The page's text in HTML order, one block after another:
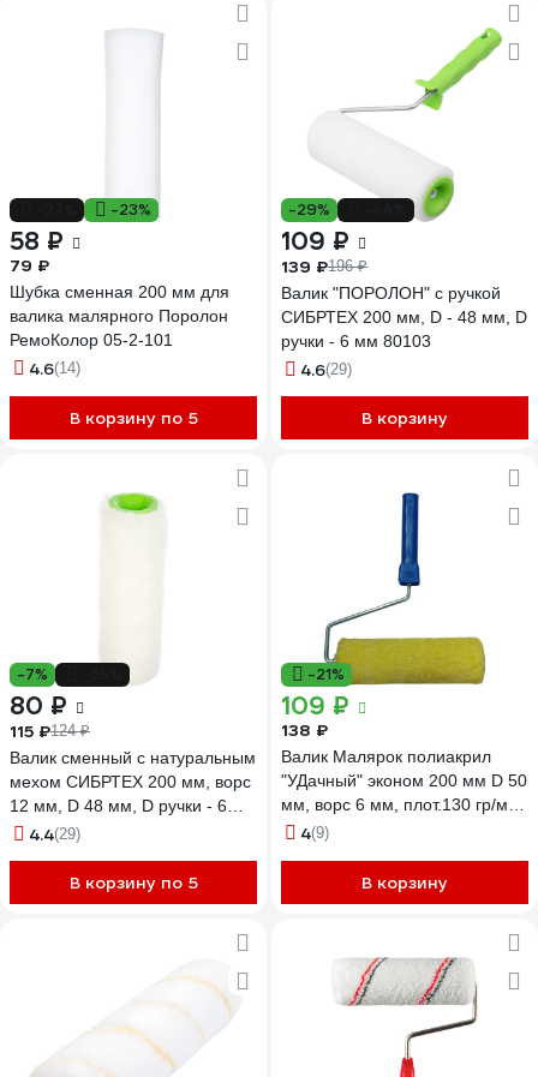
-23%
58 ₽
79 ₽
Шубка сменная 200 мм для
валика малярного Поролон
РемоКолор 05-2-101
4.6(14)
В корзину по 5
-29%
109 ₽
139 ₽196 ₽
Валик "ПОРОЛОН" с ручкой
СИБРТЕХ 200 мм, D - 48 мм, D
ручки - 6 мм 80103
4.6(29)
В корзину
-7%
80 ₽
115 ₽124 ₽
Валик сменный с натуральным
мехом СИБРТЕХ 200 мм, ворс
12 мм, D 48 мм, D ручки - 6
мм, 80128
4.4(29)
В корзину по 5
-21%
109 ₽
138 ₽
Валик Малярок полиакрил
"УДачный" эконом 200 мм D 50
мм, ворс 6 мм, плот.130 гр/м2,
ручка 6 мм шплинт 705-0200
4(9)
В корзину